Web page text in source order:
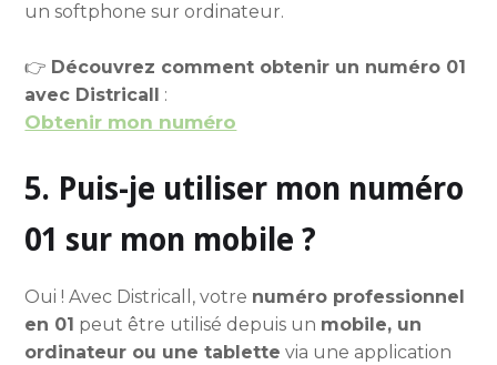
un softphone sur ordinateur.
👉 Découvrez comment obtenir un numéro 01
avec Districall
:
Obtenir mon numéro
5. Puis-je utiliser mon numéro
01 sur mon mobile ?
Oui ! Avec Districall, votre numéro professionnel
en 01 peut être utilisé depuis un mobile, un
ordinateur ou une tablette via une application